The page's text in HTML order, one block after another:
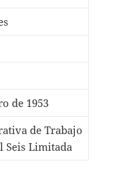
de 1953
de Trabajo
Seis Limitada